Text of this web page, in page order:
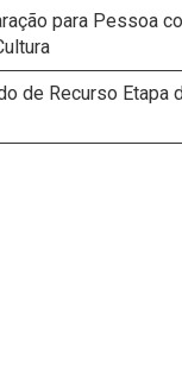
para Pessoa
de Recurso Etapa